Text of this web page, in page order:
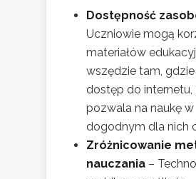
Dostępność
Uczniowie mogą
materiałów
wszędzie tam,
dostęp do internetu,
pozwala na naukę w
dogodnym dla nich
Zróżnicowanie
nauczania –